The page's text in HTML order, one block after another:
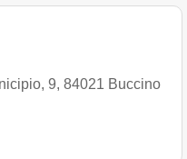
9, 84021 Buccino